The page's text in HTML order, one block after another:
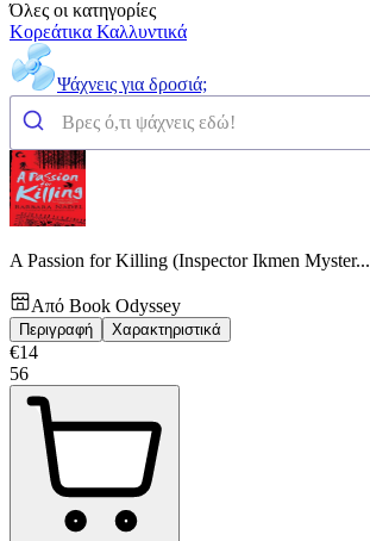
Όλες οι κατηγορίες
Κορεάτικα Καλλυντικά
Ψάχνεις για δροσιά;
A Passion for Killing (Inspector Ikmen Myster...
Από Book Odyssey
Περιγραφή Χαρακτηριστικά
€14
56